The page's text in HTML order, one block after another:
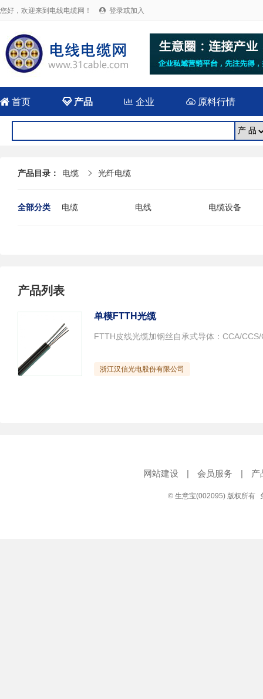
您好，欢迎来到电线电缆网！  登录或加入
 首页 产品  企业 原料行情
产品目录： 电缆  光纤电缆
全部分类 电缆 电线
电缆设备
产品列表
单模FTTH光缆
FTTH皮线光缆加钢丝自承式导体：CCA/
浙江汉信光电股份有限公司
网站建设 | 会员服务 | 产
© 生意宝(002095) 版权所有